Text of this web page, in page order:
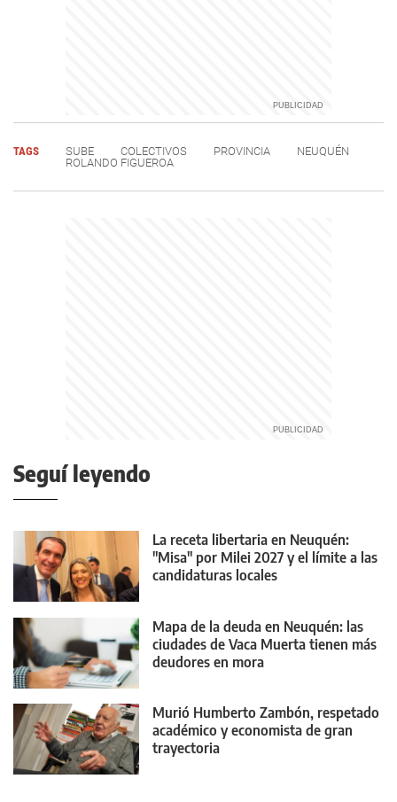
TAGS SUBE COLECTIVOS PROVINCIA
NEUQUÉN
ROLANDO FIGUEROA
Seguí leyendo
La receta libertaria en Neuquén:
"Misa" por Milei 2027 y el límite a las
candidaturas locales
Mapa de la deuda en Neuquén: las
ciudades de Vaca Muerta tienen más
deudores en mora
Murió Humberto Zambón, respetado
académico y economista de gran
trayectoria